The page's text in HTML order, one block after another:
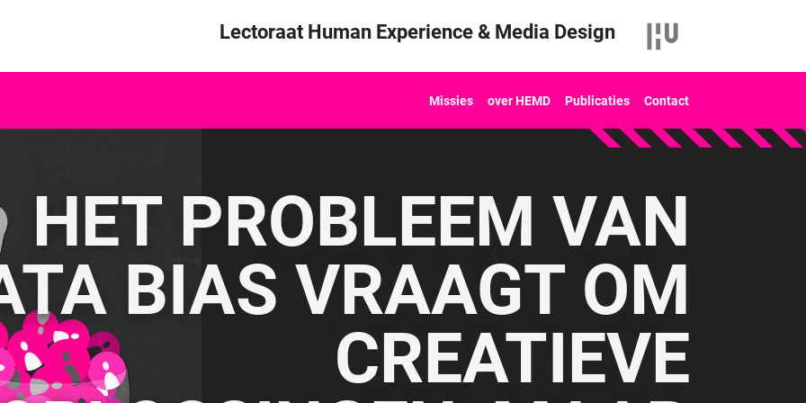
Lectoraat Human Experience & Media Design
Missies over HEMD Publicaties Contact
HET PROBLEEM VAN
BIAS VRAAGT OM
CREATIEVE